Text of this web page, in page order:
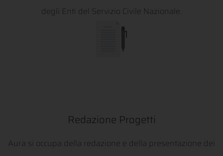
degli Enti del Servizio Civile Nazionale.
Redazione Progetti
Aura si occupa della redazione e della presentazione dei